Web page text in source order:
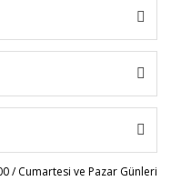
/ Cumartesi ve Pazar Günleri